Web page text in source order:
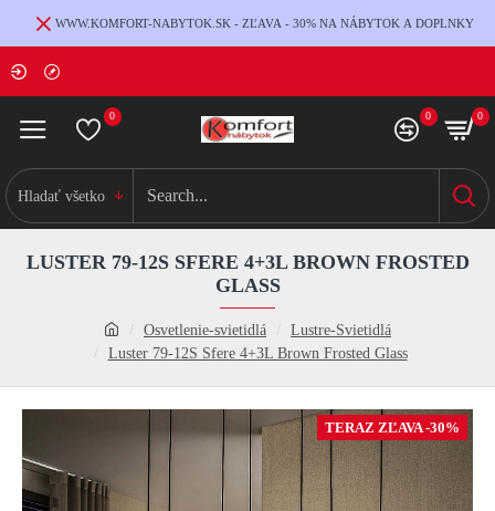
WWW.KOMFORT-NABYTOK.SK - ZĽAVA - 30% NA NÁBYTOK A DOPLNKY
0 0 0
Hladať všetko
Osvetlenie-svietidlá
Lustre-Svietidlá
Luster 79-12S Sfere 4+3L Brown Frosted Glass
LUSTER 79-12S SFERE 4+3L BROWN FROSTED
GLASS
TERAZ ZĽAVA -30%